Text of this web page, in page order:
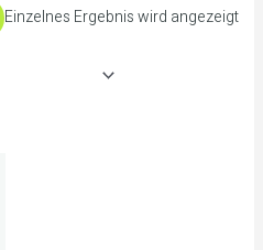
Einzelnes Ergebnis wird angezeigt